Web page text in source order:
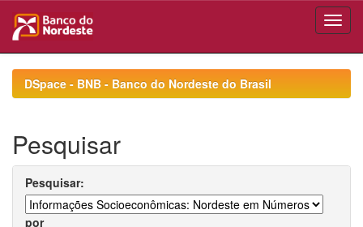
navigationDSpace - BNB - Banco do Nordeste do Brasil
Pesquisar
Pesquisar:
por